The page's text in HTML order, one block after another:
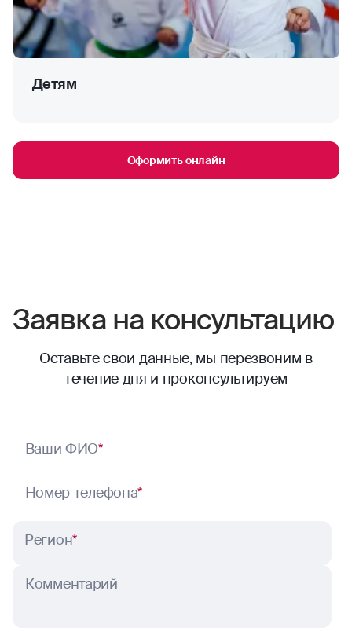
Детям
Оформить онлайн
Заявка на консультацию
Оставьте свои данные, мы перезвоним в
течение дня и проконсультируем
Ваши ФИО*
Номер телефона*
Регион*
Комментарий